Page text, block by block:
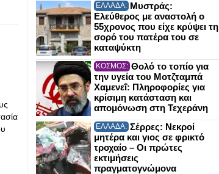
ΕΛΛΑΔΑ: Μυστράς:
Ελεύθερος με αναστολή ο
55χρονος που είχε κρύψει τη
σορό του πατέρα του σε
καταψύκτη
ΚΟΣΜΟΣ: Θολό το τοπίο για
την υγεία του Μοτζταμπά
Χαμενεΐ: Πληροφορίες για
κρίσιμη κατάσταση και
απομόνωση στη Τεχεράνη
ΕΛΛΑΔΑ: Σέρρες: Νεκροί
μητέρα και γιος σε φρικτό
τροχαίο – Οι πρώτες
εκτιμήσεις
πραγματογνώμονα